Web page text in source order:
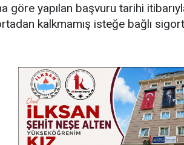
göre yapılan başvuru tarihi
kalkmamış isteğe bağlı